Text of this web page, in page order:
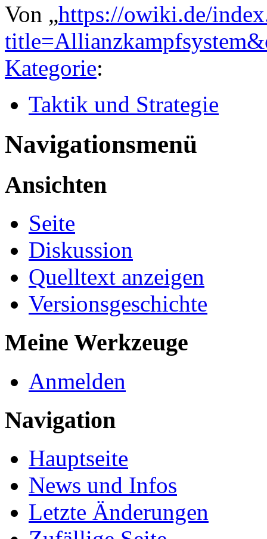
Von „https://owiki.de/
Kategorie:
Taktik und Strategie
Navigationsmenü
Ansichten
Seite
Diskussion
Quelltext anzeigen
Versionsgeschichte
Meine Werkzeuge
Anmelden
Navigation
Hauptseite
News und Infos
Letzte Änderungen